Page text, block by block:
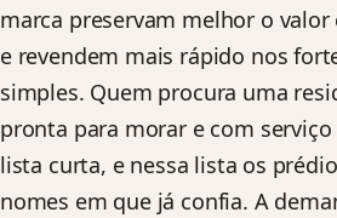
marca preservam melhor o
e revendem mais rápido nos
simples. Quem procura uma
pronta para morar e com
lista curta, e nessa lista os
nomes em que já confia. A